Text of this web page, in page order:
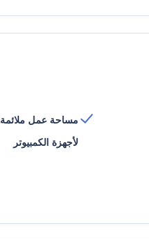
مساحة عمل ملائمة
لأجهزة الكمبيوتر